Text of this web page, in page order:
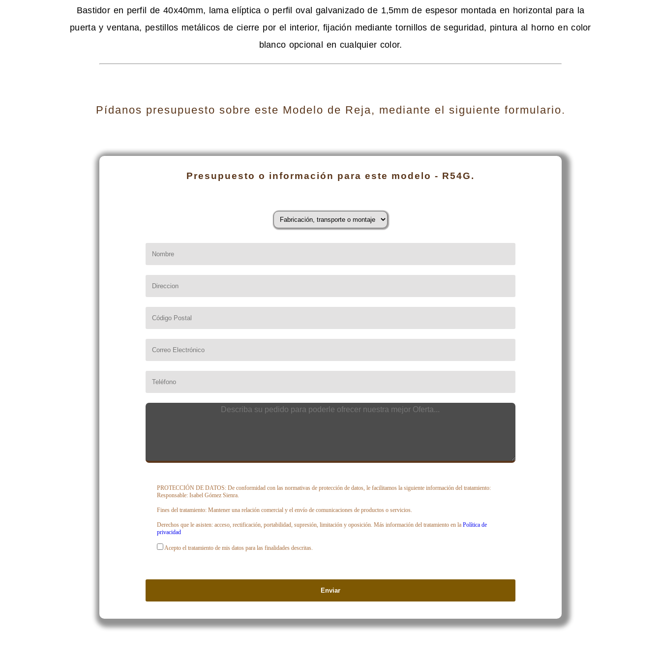
Bastidor en perfil de 40x40mm, lama elíptica o perfil oval galvanizado de 1,5mm de espesor montada en horizontal para la
puerta y ventana, pestillos metálicos de cierre por el interior, fijación mediante tornillos de seguridad, pintura al horno en color
blanco opcional en cualquier color.
Pídanos presupuesto sobre este Modelo de Reja, mediante el siguiente formulario.
Presupuesto o información para este modelo - R54G.
PROTECCIÓN DE DATOS: De conformidad con las normativas de protección de datos, le facilitamos la siguiente información del tratamiento:
Responsable: Isabel Gómez Sienra.
Fines del tratamiento: Mantener una relación comercial y el envío de comunicaciones de productos o servicios.
Derechos que le asisten: acceso, rectificación, portabilidad, supresión, limitación y oposición. Más información del tratamiento en laPolítica de
privacidad
Acepto el tratamiento de mis datos para las finalidades descritas.
Enviar